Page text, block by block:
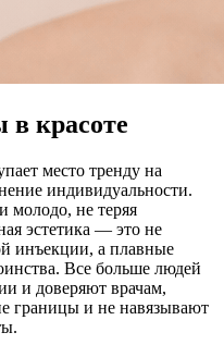
в красоте
место тренду на
индивидуальности.
молодо, не теряя
эстетика — это не
инъекции, а плавные
Все больше людей
и доверяют врачам,
границы и не навязывают